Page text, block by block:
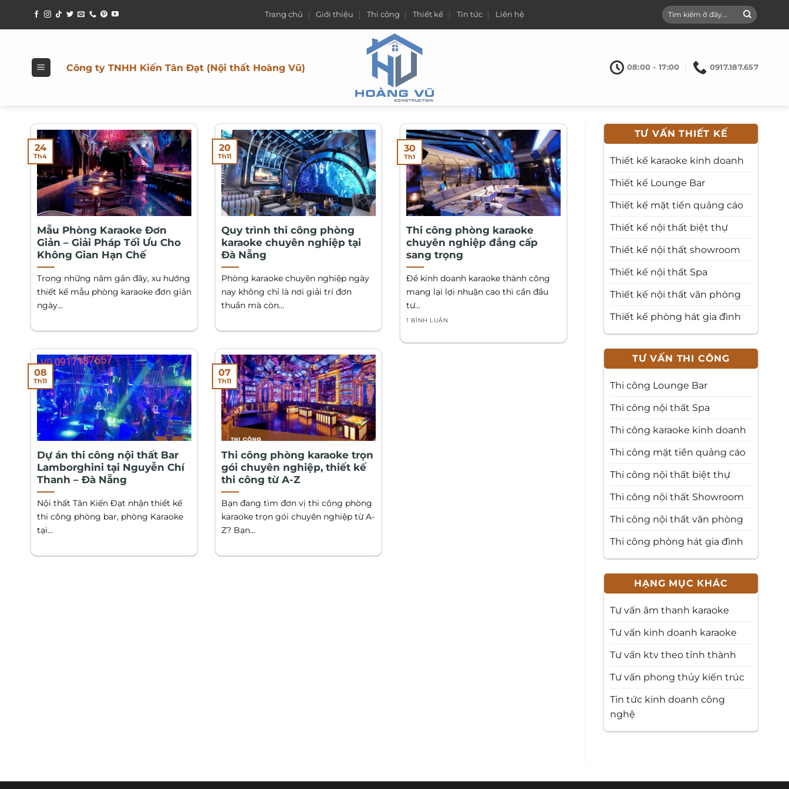
Trang chủ Giới thiệu Thi công Thiết kế Tin tức Liên hệ
Công ty TNHH Kiến Tân Đạt (Nội thất Hoàng Vũ) 08:00 - 17:00 0917.187.657
Mẫu Phòng Karaoke Đơn
Giản – Giải Pháp Tối Ưu Cho
Không Gian Hạn Chế
Trong những năm gần đây, xu hướng
thiết kế mẫu phòng karaoke đơn giản
ngày...
24
Th4
Quy trình thi công phòng
karaoke chuyên nghiệp tại
Đà Nẵng
Phòng karaoke chuyên nghiệp ngày
nay không chỉ là nơi giải trí đơn
thuần mà còn...
20
Th11
Thi công phòng karaoke
chuyên nghiệp đẳng cấp
sang trọng
Để kinh doanh karaoke thành công
mang lại lợi nhuận cao thì cần đầu
tư...
1 BÌNH LUẬN
30
Th1
Dự án thi công nội thất Bar
Lamborghini tại Nguyễn Chí
Thanh – Đà Nẵng
Nội thất Tân Kiến Đạt nhận thiết kế
thi công phòng bar, phòng Karaoke
tại...
08
Th11
Thi công phòng karaoke trọn
gói chuyên nghiệp, thiết kế
thi công từ A-Z
Bạn đang tìm đơn vị thi công phòng
karaoke trọn gói chuyên nghiệp từ A-
Z? Bạn...
07
Th11
TƯ VẤN THIẾT KẾ
Thiết kế karaoke kinh doanh
Thiết kế Lounge Bar
Thiết kế mặt tiền quảng cáo
Thiết kế nội thất biệt thự
Thiết kế nội thất showroom
Thiết kế nội thất Spa
Thiết kế nội thất văn phòng
Thiết kế phòng hát gia đình
TƯ VẤN THI CÔNG
Thi công Lounge Bar
Thi công nội thất Spa
Thi công karaoke kinh doanh
Thi công mặt tiền quảng cáo
Thi công nội thất biệt thự
Thi công nội thất Showroom
Thi công nội thất văn phòng
Thi công phòng hát gia đình
HẠNG MỤC KHÁC
Tư vấn âm thanh karaoke
Tư vấn kinh doanh karaoke
Tư vấn ktv theo tỉnh thành
Tư vấn phong thủy kiến trúc
Tin tức kinh doanh công
nghệ